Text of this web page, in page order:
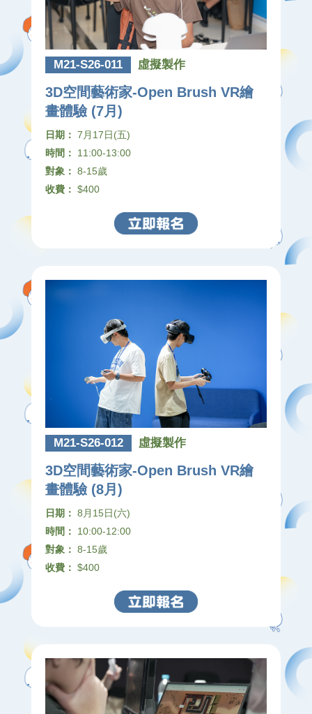
M21-S26-011 虛擬製作
3D空間藝術家-Open Brush VR繪
畫體驗 (7月)
日期： 7月17日(五)
時間：
11:00-13:00
對象： 8-15歲
收費： $400
M21-S26-012 虛擬製作
3D空間藝術家-Open Brush VR繪
畫體驗 (8月)
日期： 8月15日(六)
時間：
10:00-12:00
對象： 8-15歲
收費： $400